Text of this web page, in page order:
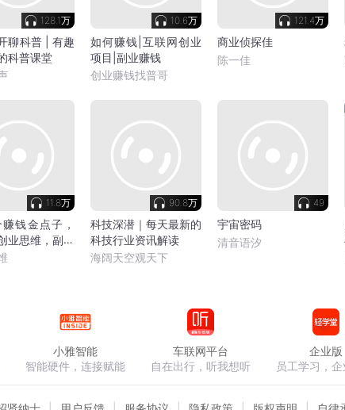
128.1万
聊科普 | 有趣
科普课堂
10.6万
如何赚钱|互联网创业
项目|副业赚钱
创业赚钱找普哥
121.4万
商业侦探佳
陈一佳
11.8万
钱金点子，
业思维，副业
90.8万
科技深潜｜每天最新的
科技行业资讯解读
海阔天空观天下
49
宇宙密码
清音语汐
小雅智能
智能硬件，连接赋能
车联网平台
自在出行，听我想听
企业版
员工学习，